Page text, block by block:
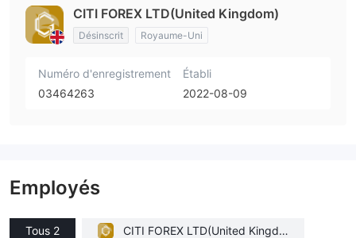
CITI FOREX LTD(United Kingdom)
Désinscrit Royaume-Uni
Numéro d'enregistrement
03464263
Établi
2022-08-09
Employés
Tous 2
CITI FOREX LTD(United Kingdo